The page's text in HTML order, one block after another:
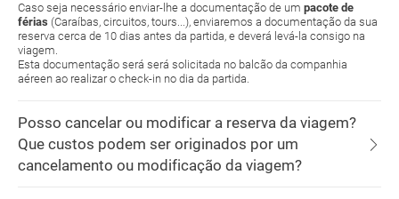
Caso seja necessário enviar-lhe a documentação de um pacote de
férias (Caraíbas, circuitos, tours...), enviaremos a documentação da sua
reserva cerca de 10 dias antes da partida, e deverá levá-la consigo na
viagem.
Esta documentação será será solicitada no balcão da companhia
aéreen ao realizar o check-in no dia da partida.
Posso cancelar ou modificar a reserva da viagem?
Que custos podem ser originados por um
cancelamento ou modificação da viagem?